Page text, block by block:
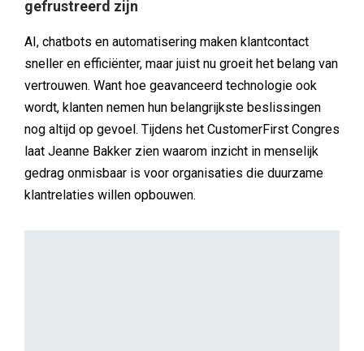
gefrustreerd zijn
AI, chatbots en automatisering maken klantcontact
sneller en efficiënter, maar juist nu groeit het belang van
vertrouwen. Want hoe geavanceerd technologie ook
wordt, klanten nemen hun belangrijkste beslissingen
nog altijd op gevoel. Tijdens het CustomerFirst Congres
laat Jeanne Bakker zien waarom inzicht in menselijk
gedrag onmisbaar is voor organisaties die duurzame
klantrelaties willen opbouwen.